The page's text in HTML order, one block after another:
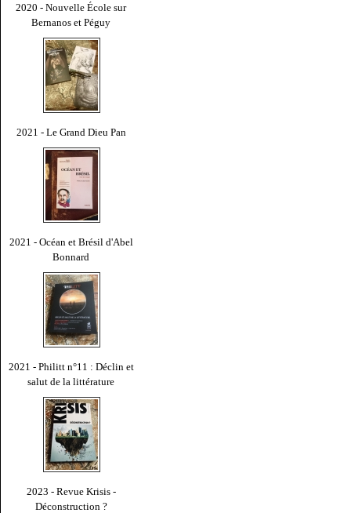
2020 - Nouvelle École sur
Bernanos et Péguy
2021 - Le Grand Dieu Pan
2021 - Océan et Brésil d'Abel
Bonnard
2021 - Philitt n°11 : Déclin et
salut de la littérature
2023 - Revue Krisis -
Déconstruction ?